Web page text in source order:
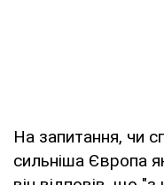
На запитання, чи
сильніша Європа